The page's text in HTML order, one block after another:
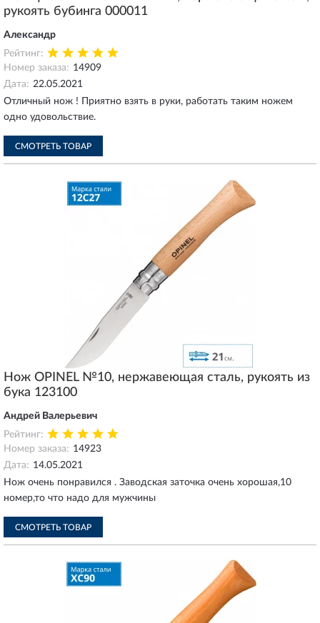
рукоять бубинга 000011
Александр
Рейтинг:
Номер заказа: 14909
Дата: 22.05.2021
Отличный нож ! Приятно взять в руки, работать таким ножем
одно удовольствие.
СМОТРЕТЬ ТОВАР
Нож OPINEL №10, нержавеющая сталь, рукоять из
бука 123100
Андрей Валерьевич
Рейтинг:
Номер заказа: 14923
Дата: 14.05.2021
Нож очень понравился . Заводская заточка очень хорошая,10
номер,то что надо для мужчины
СМОТРЕТЬ ТОВАР